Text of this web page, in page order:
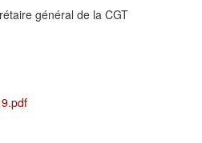
général de la CGT